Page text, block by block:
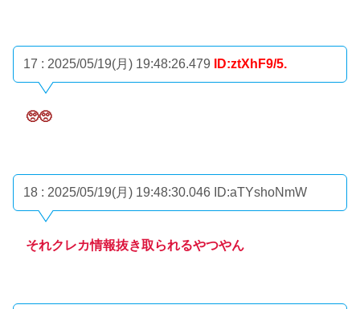
17 : 2025/05/19(月) 19:48:26.479 ID:ztXhF9/5.
🥺🥺
18 : 2025/05/19(月) 19:48:30.046 ID:aTYshoNmW
それクレカ情報抜き取られるやつやん